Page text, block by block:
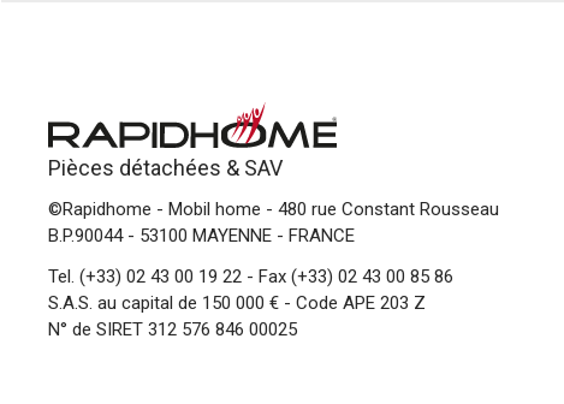
Pièces détachées & SAV
©Rapidhome - Mobil home - 480 rue Constant Rousseau
B.P.90044 - 53100 MAYENNE - FRANCE
Tel. (+33) 02 43 00 19 22 - Fax (+33) 02 43 00 85 86
S.A.S. au capital de 150 000 € - Code APE 203 Z
N° de SIRET 312 576 846 00025